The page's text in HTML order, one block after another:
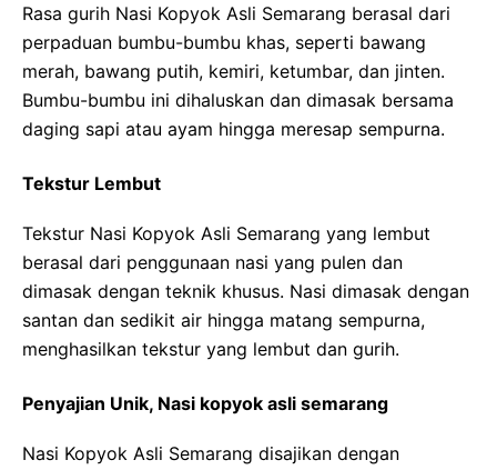
Rasa gurih Nasi Kopyok Asli Semarang berasal dari
perpaduan bumbu-bumbu khas, seperti bawang
merah, bawang putih, kemiri, ketumbar, dan jinten.
Bumbu-bumbu ini dihaluskan dan dimasak bersama
daging sapi atau ayam hingga meresap sempurna.
Tekstur Lembut
Tekstur Nasi Kopyok Asli Semarang yang lembut
berasal dari penggunaan nasi yang pulen dan
dimasak dengan teknik khusus. Nasi dimasak dengan
santan dan sedikit air hingga matang sempurna,
menghasilkan tekstur yang lembut dan gurih.
Penyajian Unik, Nasi kopyok asli semarang
Nasi Kopyok Asli Semarang disajikan dengan